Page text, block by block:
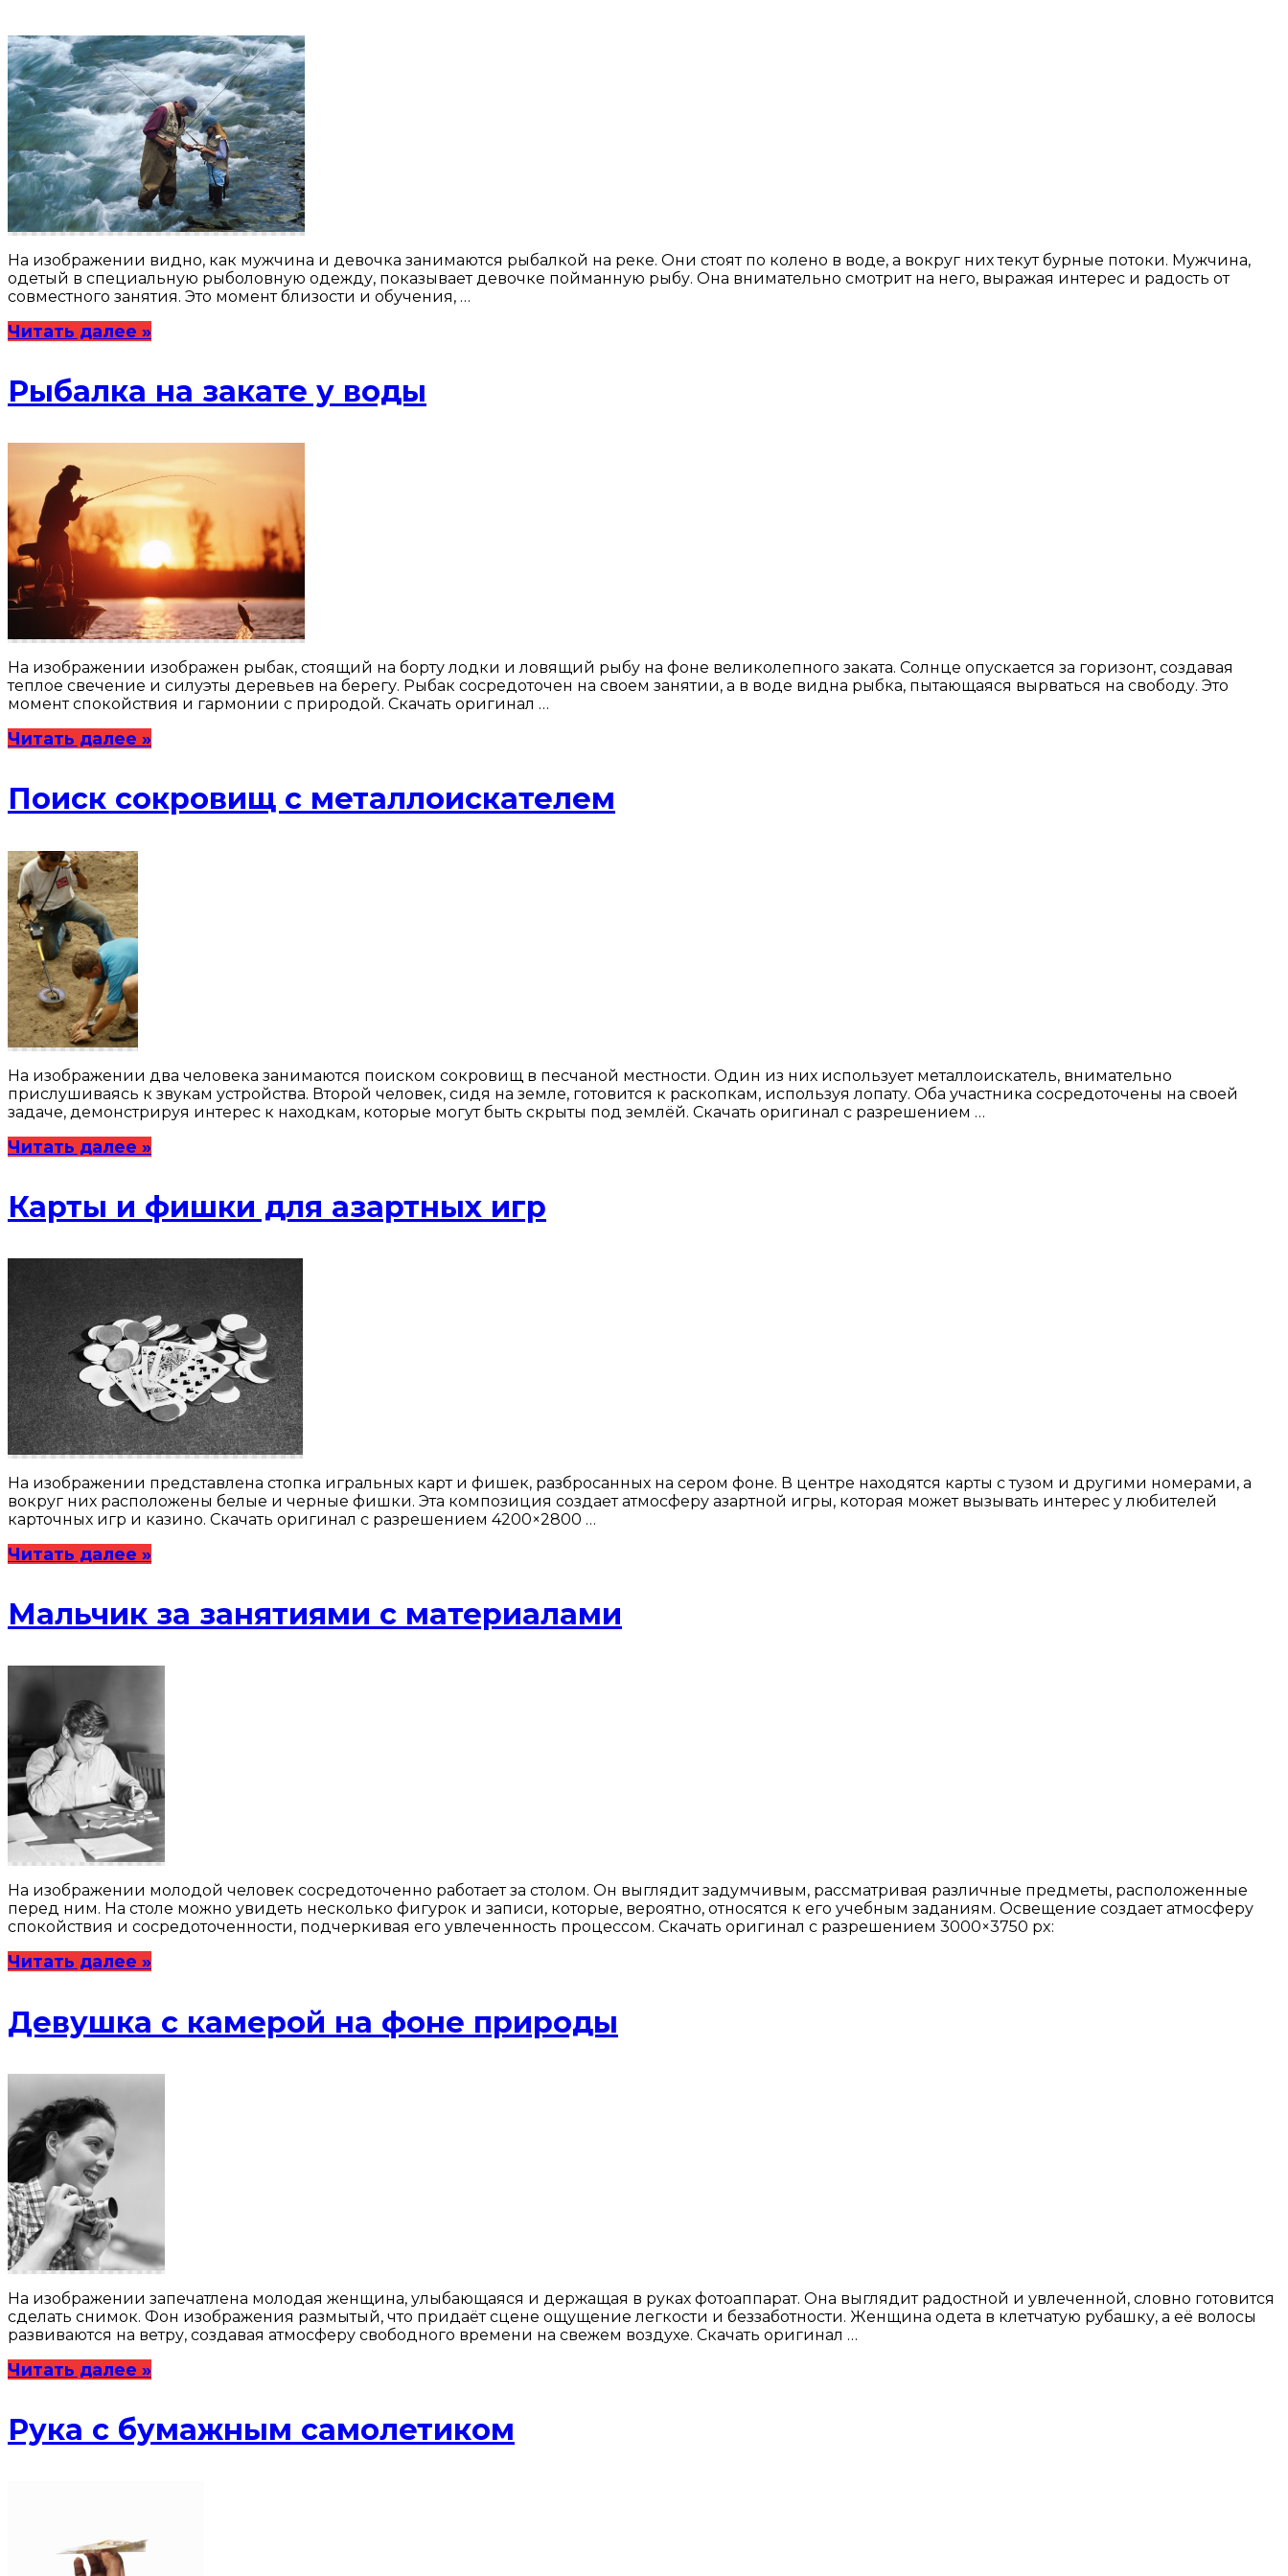
На изображении видно, как мужчина и девочка занимаются рыбалкой на реке. Они стоят по колено в воде, а вокруг них текут бурные потоки. Мужчина,
одетый в специальную рыболовную одежду, показывает девочке пойманную рыбу. Она внимательно смотрит на него, выражая интерес и радость от
совместного занятия. Это момент близости и обучения, …
Читать далее »
Рыбалка на закате у воды
На изображении изображен рыбак, стоящий на борту лодки и ловящий рыбу на фоне великолепного заката. Солнце опускается за горизонт, создавая
теплое свечение и силуэты деревьев на берегу. Рыбак сосредоточен на своем занятии, а в воде видна рыбка, пытающаяся вырваться на свободу. Это
момент спокойствия и гармонии с природой. Скачать оригинал …
Читать далее »
Поиск сокровищ с металлоискателем
На изображении два человека занимаются поиском сокровищ в песчаной местности. Один из них использует металлоискатель, внимательно
прислушиваясь к звукам устройства. Второй человек, сидя на земле, готовится к раскопкам, используя лопату. Оба участника сосредоточены на своей
задаче, демонстрируя интерес к находкам, которые могут быть скрыты под землёй. Скачать оригинал с разрешением …
Читать далее »
Карты и фишки для азартных игр
На изображении представлена стопка игральных карт и фишек, разбросанных на сером фоне. В центре находятся карты с тузом и другими номерами, а
вокруг них расположены белые и черные фишки. Эта композиция создает атмосферу азартной игры, которая может вызывать интерес у любителей
карточных игр и казино. Скачать оригинал с разрешением 4200×2800 …
Читать далее »
Мальчик за занятиями с материалами
На изображении молодой человек сосредоточенно работает за столом. Он выглядит задумчивым, рассматривая различные предметы, расположенные
перед ним. На столе можно увидеть несколько фигурок и записи, которые, вероятно, относятся к его учебным заданиям. Освещение создает атмосферу
спокойствия и сосредоточенности, подчеркивая его увлеченность процессом. Скачать оригинал с разрешением 3000×3750 px:
Читать далее »
Девушка с камерой на фоне природы
На изображении запечатлена молодая женщина, улыбающаяся и держащая в руках фотоаппарат. Она выглядит радостной и увлеченной, словно готовится
сделать снимок. Фон изображения размытый, что придаёт сцене ощущение легкости и беззаботности. Женщина одета в клетчатую рубашку, а её волосы
развиваются на ветру, создавая атмосферу свободного времени на свежем воздухе. Скачать оригинал …
Читать далее »
Рука с бумажным самолетиком